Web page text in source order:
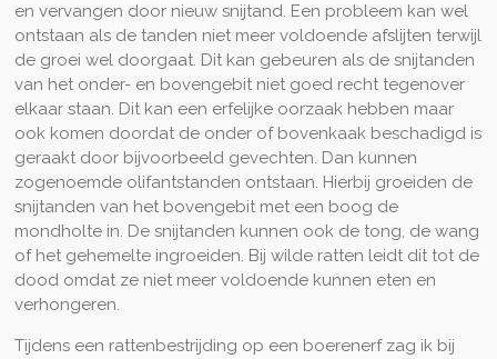
en vervangen door nieuw snijtand. Een probleem kan wel
ontstaan als de tanden niet meer voldoende afslijten terwijl
de groei wel doorgaat. Dit kan gebeuren als de snijtanden
van het onder- en bovengebit niet goed recht tegenover
elkaar staan. Dit kan een erfelijke oorzaak hebben maar
ook komen doordat de onder of bovenkaak beschadigd is
geraakt door bijvoorbeeld gevechten. Dan kunnen
zogenoemde olifantstanden ontstaan. Hierbij groeiden de
snijtanden van het bovengebit met een boog de
mondholte in. De snijtanden kunnen ook de tong, de wang
of het gehemelte ingroeiden. Bij wilde ratten leidt dit tot de
dood omdat ze niet meer voldoende kunnen eten en
verhongeren.
Tijdens een rattenbestrijding op een boerenerf zag ik bij